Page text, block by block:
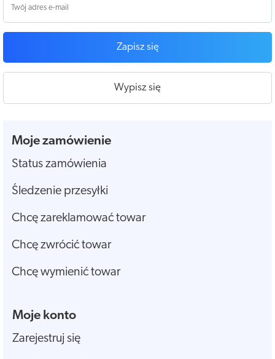
Zapisz się
Wypisz się
Moje zamówienie
Status zamówienia
Śledzenie przesyłki
Chcę zareklamować towar
Chcę zwrócić towar
Chcę wymienić towar
Moje konto
Zarejestruj się